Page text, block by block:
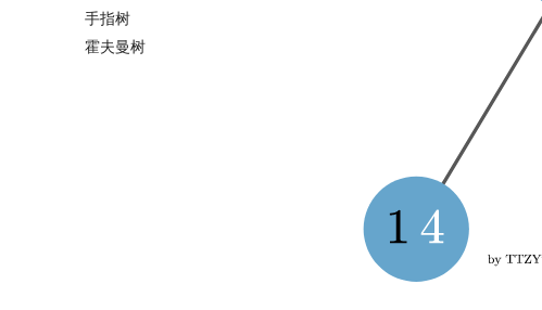
可持久化可并堆
分块套树状数组
Euler Tour Tree
Top Tree
手指树
霍夫曼树